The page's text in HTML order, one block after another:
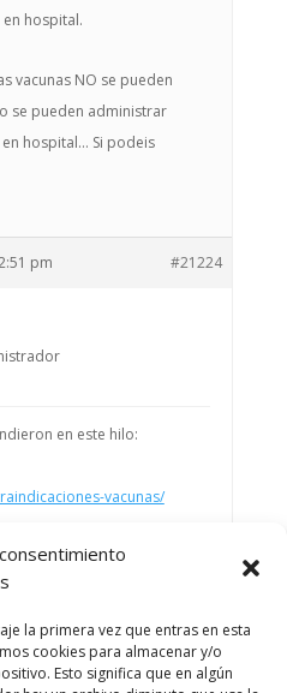
la primera vez que entras en esta
cookies para almacenar y/o
Esto significa que en algún
hospital.
vacunas NO se pueden
se pueden administrar
hospital… Si podeis
pm #21224
en este hilo:
vacunas/
responder a este debate.